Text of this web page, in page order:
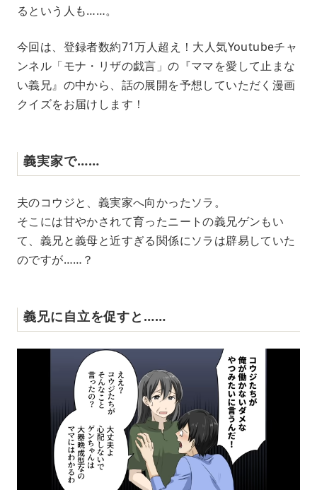
るという人も……。
今回は、登録者数約71万人超え！大人気Youtubeチャ
ンネル「モナ・リザの戯言」の『ママを愛して止まな
い義兄』の中から、話の展開を予想していただく漫画
クイズをお届けします！
義実家で……
夫のコウジと、義実家へ向かったソラ。
そこには甘やかされて育ったニートの義兄ゲンもい
て、義兄と義母と近すぎる関係にソラは辟易していた
のですが……？
義兄に自立を促すと……